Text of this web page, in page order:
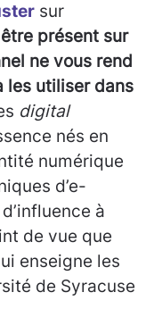
sur
être présent sur
ne vous rend
les utiliser dans
digital
nés en
numérique
d’e-
à
de vue que
enseigne les
de Syracuse